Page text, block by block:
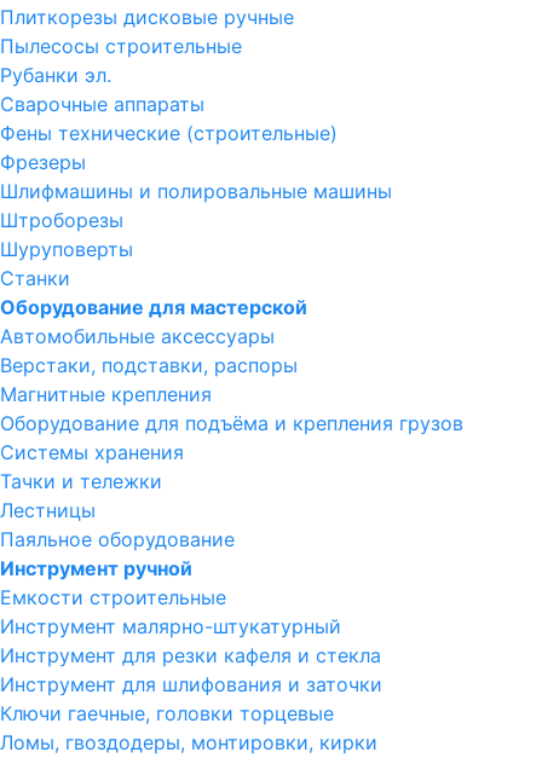
Плиткорезы дисковые ручные
Пылесосы строительные
Рубанки эл.
Сварочные аппараты
Фены технические (строительные)
Фрезеры
Шлифмашины и полировальные машины
Штроборезы
Шуруповерты
Станки
Оборудование для мастерской
Автомобильные аксессуары
Верстаки, подставки, распоры
Магнитные крепления
Оборудование для подъёма и крепления грузов
Системы хранения
Тачки и тележки
Лестницы
Паяльное оборудование
Инструмент ручной
Емкости строительные
Инструмент малярно-штукатурный
Инструмент для резки кафеля и стекла
Инструмент для шлифования и заточки
Ключи гаечные, головки торцевые
Ломы, гвоздодеры, монтировки, кирки